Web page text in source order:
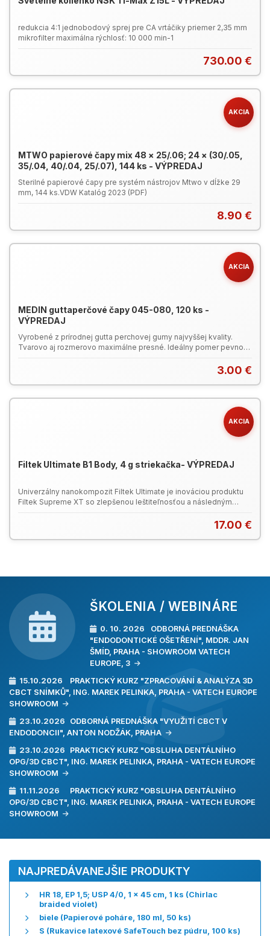
redukcia 4:1 jednobodový sprej pre CA vrtáčiky priemer 2,35 mm
mikrofilter maximálna rýchlosť: 10 000 min-1
730.00 €
AKCIA
MTWO papierové čapy mix 48 × 25/.06; 24 × (30/.05,
35/.04, 40/.04, 25/.07), 144 ks - VÝPREDAJ
Sterilné papierové čapy pre systém nástrojov Mtwo v dĺžke 29
mm, 144 ks.VDW Katalóg 2023 (PDF)
8.90 €
AKCIA
MEDIN guttaperčové čapy 045-080, 120 ks -
VÝPREDAJ
Vyrobené z prírodnej gutta perchovej gumy najvyššej kvality.
Tvarovo aj rozmerovo maximálne presné. Ideálny pomer pevnosti
3.00 €
AKCIA
Filtek Ultimate B1 Body, 4 g striekačka- VÝPREDAJ
Univerzálny nanokompozit Filtek Ultimate je inováciou produktu
Filtek Supreme XT so zlepšenou leštiteľnosťou a následným
ľahko tvarovateľný s mimoriadnou pevnosťou v anteriornom i
Kompletný katalog 3M ESPE (PDF, 8 MB)
17.00 €
ŠKOLENIA / WEBINÁRE
0. 10. 2026
ODBORNÁ PREDNÁŠKA
"ENDODONTICKÉ OŠETŘENÍ", MDDR. JAN
ŠMÍD, PRAHA - SHOWROOM VATECH
EUROPE, 3
15.10.2026
PRAKTICKÝ KURZ "ZPRACOVÁNÍ & ANALÝZA 3D
CBCT SNÍMKŮ", ING. MAREK PELINKA, PRAHA - VATECH EUROPE
SHOWROOM
23.10.2026
ODBORNÁ PREDNÁŠKA "VYUŽITÍ CBCT V
ENDODONCII", ANTON NODŽÁK, PRAHA
23.10.2026
PRAKTICKÝ KURZ "OBSLUHA DENTÁLNÍHO
OPG/3D CBCT", ING. MAREK PELINKA, PRAHA - VATECH EUROPE
SHOWROOM
11.11.2026
PRAKTICKÝ KURZ "OBSLUHA DENTÁLNÍHO
OPG/3D CBCT", ING. MAREK PELINKA, PRAHA - VATECH EUROPE
SHOWROOM
NAJPREDÁVANEJŠIE PRODUKTY
HR 18, EP 1,5; USP 4/0, 1 x 45 cm, 1 ks (Chirlac
braided violet)
biele (Papierové poháre, 180 ml, 50 ks)
S (Rukavice latexové SafeTouch bez púdru, 100 ks)